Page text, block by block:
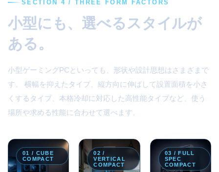
SECTION 4 / THREE FORM FACTORS
小型にも、選べるスタイルが
ある。
小型ゲーミングPCといっても、形状や設計思想はさまざまで
す。 横幅を抑えたタイプ、縦方向に伸ばして設置面積を小さ
くするタイプ、本格冷却に対応した高性能タイプなど、使う
場所や求める性能に合わせて選べます。
01 / CUBE
COMPACT
02 /
VERTICAL
COMPACT
03 / FULL
SPEC
COMPACT